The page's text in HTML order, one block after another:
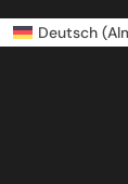
Deutsch (